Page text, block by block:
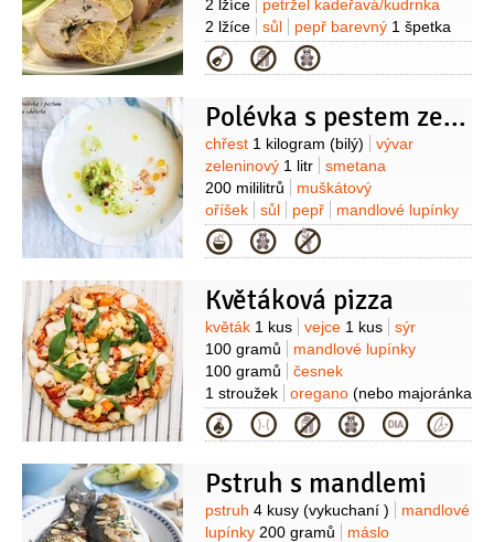
2 lžíce
petržel kadeřavá/kudrnka
2 lžíce
sůl pepř barevný 1 špetka
(drcený)
máslo
kukuřičná (škrob)2 lžičky
jednoho citronu)
limetka2 kusy
Kategorie
Polévka s pestem ze zeleného chřestu s mandlemi
Suroviny
chřest 1 kilogram (bilý)
vývar
zeleninový 1 litr
smetana
200 mililitrů
muškátový
oříšek
sůl pepř
mandlové lupínky
(k podávání)
Pesto:
(zelený)
mandle5 lžic (mleté)
sýr
olivový5 lžic sůl pepř
Kategorie
Květáková pizza
Suroviny
květák 1 kus vejce 1 kus
sýr
100 gramů
mandlové lupínky
100 gramů
česnek
1 stroužek
oregano (nebo majoránka
- lístky)
sůl 1 špetka Zelenina:
rajčata
paprika červená
paprika
zelená
cibule (fialová)
Kategorie
Pstruh s mandlemi
Suroviny
pstruh 4 kusy (vykuchaní )
mandlové
lupínky 200 gramů
máslo